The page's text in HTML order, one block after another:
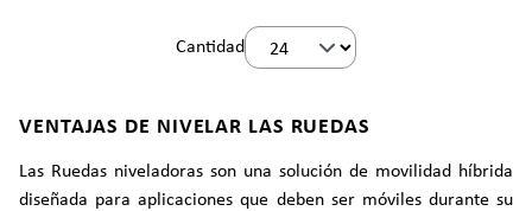
Cantidad
VENTAJAS DE NIVELAR LAS RUEDAS
Las Ruedas niveladoras son una solución de movilidad híbrida
diseñada para aplicaciones que deben ser móviles durante su